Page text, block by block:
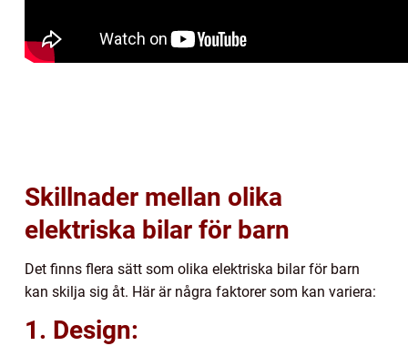
Skillnader mellan olika
elektriska bilar för barn
Det finns flera sätt som olika elektriska bilar för barn
kan skilja sig åt. Här är några faktorer som kan variera:
1. Design: